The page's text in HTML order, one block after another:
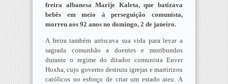
freira albanesa Marije Kaleta, que batizava
bebês em meio à perseguição comunista,
morreu aos 92 anos no domingo, 2 de janeiro.
A freira também arriscava sua vida para levar a
sagrada comunhão a doentes e moribundos
durante o regime do ditador comunista Enver
Hoxha, cujo governo destruiu igrejas e martirizou
católicos no esforço de criar um estado ateu. A